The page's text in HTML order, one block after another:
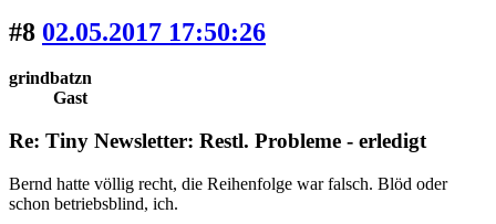
#8 02.05.2017 17:50:26
grindbatzn
Gast
Re: Tiny Newsletter: Restl. Probleme - erledigt
Bernd hatte völlig recht, die Reihenfolge war falsch. Blöd oder
schon betriebsblind, ich.